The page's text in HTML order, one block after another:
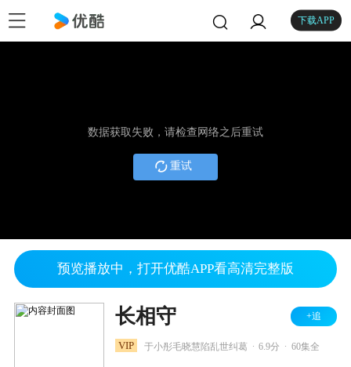
下载APP
数据获取失败，请检查网络之后重试
重试
预览播放中，打开优酷APP看高清完整版
长相守 +追
VIP 于小彤毛晓慧陷乱世纠葛 6.9分 60集全